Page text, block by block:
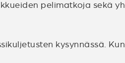
pelimatkoja sekä
kysynnässä.